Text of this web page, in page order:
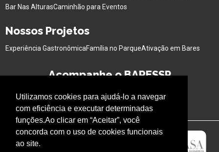
Utilizamos cookies para ajudá-lo a navegar
com eficiência e executar determinadas
funções.Ao clicar em “Aceitar”, você
concorda com o uso de cookies funcionais
ao site.
Bar Nas AlturasCaminhão para Eventos
Nossos Projetos
Experiência GastronômicaFamília no ParqueAtivação em Bares
Acompanhe o BARESSP